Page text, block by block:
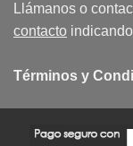
Llámanos o
contacto
Términos y